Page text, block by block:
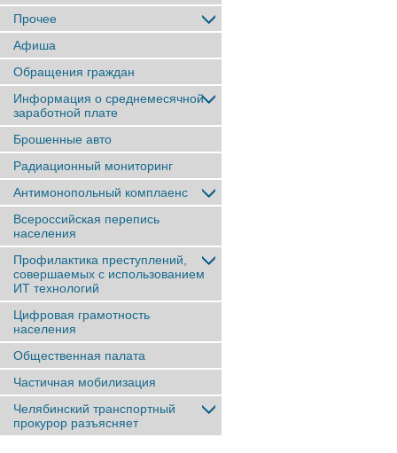
Прочее
Афиша
Обращения граждан
Информация о среднемесячной
заработной плате
Брошенные авто
Радиационный мониторинг
Антимонопольный комплаенс
Всероссийская перепись
населения
Профилактика преступлений,
совершаемых с использованием
ИТ технологий
Цифровая грамотность
населения
Общественная палата
Частичная мобилизация
Челябинский транспортный
прокурор разъясняет